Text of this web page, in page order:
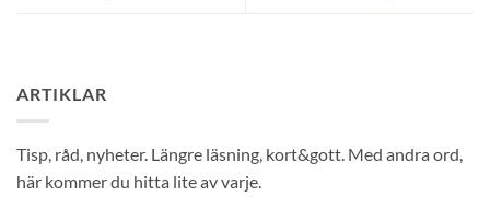
ARTIKLAR
Tisp, råd, nyheter. Längre läsning, kort&gott. Med andra ord,
här kommer du hitta lite av varje.